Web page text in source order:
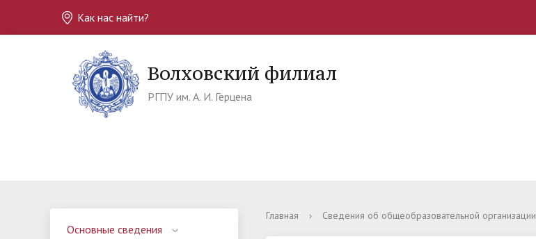
Как нас найти?
Волховский филиал
РГПУ им. А. И. Герцена
Основные сведения
Главная › Сведения об общеобразовательной организации